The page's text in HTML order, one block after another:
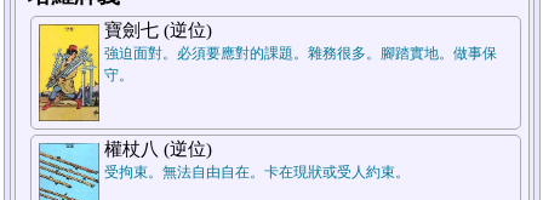
寶劍七 (逆位)
強迫面對。必須要應對的課題。雜務很多。腳踏實地。做事保
守。
權杖八 (逆位)
受拘束。無法自由自在。卡在現狀或受人約束。